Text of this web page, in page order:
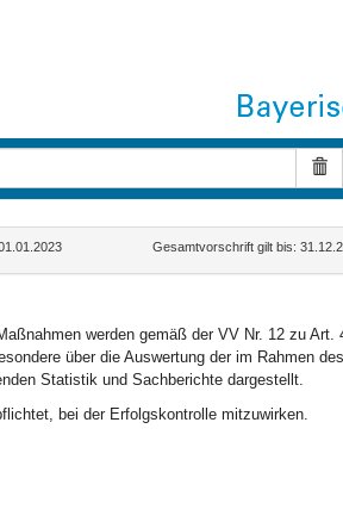
Gesamtvorschrift gilt bis:
werden gemäß der VV Nr. 12 zu
über die Auswertung der im Rahmen
Statistik und Sachberichte dargestellt.
bei der Erfolgskontrolle mitzuwirken.